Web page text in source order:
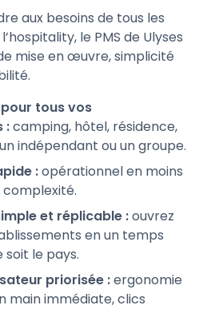
aux besoins de tous les
le PMS de Ulyses
mise en œuvre, simplicité
tous vos
:camping, hôtel, résidence,
indépendant ou un groupe.
:opérationnel en moins
complexité.
et réplicable :ouvrez
en un temps
soit le pays.
priorisée :ergonomie
main immédiate, clics